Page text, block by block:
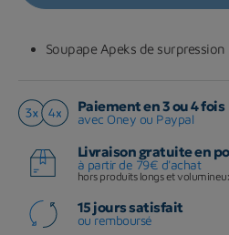
Soupape Apeks de surpression
Paiement en 3 ou 4 fois
avec Oney ou Paypal
Livraison gratuite en
à partir de 79€ d'achat
hors produits longs et
15 jours satisfait
ou remboursé